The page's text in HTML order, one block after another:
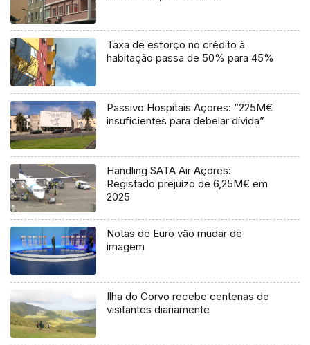
Taxa de esforço no crédito à
habitação passa de 50% para 45%
Passivo Hospitais Açores: “225M€
insuficientes para debelar dívida”
Handling SATA Air Açores:
Registado prejuízo de 6,25M€ em
2025
Notas de Euro vão mudar de
imagem
Ilha do Corvo recebe centenas de
visitantes diariamente